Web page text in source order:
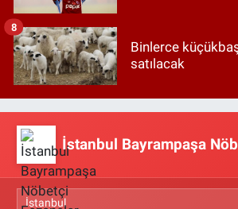
Binlerce
satılacak
8
İstanbul Bayrampaşa